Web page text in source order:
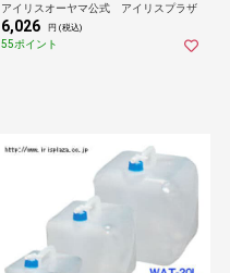
アイリスオーヤマ公式 アイリスプラザ
6,026 円 (税込)
55ポイント